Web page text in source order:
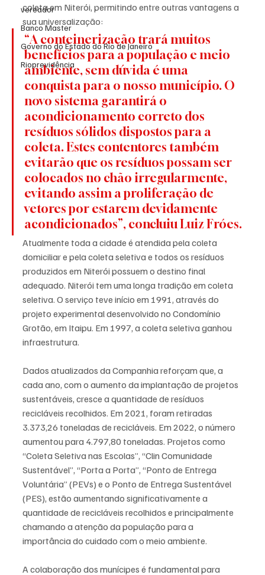
vereador
Banco Master
Governo do Estado do Rio de Janeiro
Rioprevidência
coleta em Niterói, permitindo entre outras vantagens a
sua universalização:
“A conteinerização trará muitos
benefícios para a população e meio
ambiente, sem dúvida é uma
conquista para o nosso município. O
novo sistema garantirá o
acondicionamento correto dos
resíduos sólidos dispostos para a
coleta. Estes contentores também
evitarão que os resíduos possam ser
colocados no chão irregularmente,
evitando assim a proliferação de
vetores por estarem devidamente
acondicionados”, concluiu Luiz Fróes.
Atualmente toda a cidade é atendida pela coleta
domiciliar e pela coleta seletiva e todos os resíduos
produzidos em Niterói possuem o destino final
adequado. Niterói tem uma longa tradição em coleta
seletiva. O serviço teve início em 1991, através do
projeto experimental desenvolvido no Condomínio
Grotão, em Itaipu. Em 1997, a coleta seletiva ganhou
infraestrutura.
Dados atualizados da Companhia reforçam que, a
cada ano, com o aumento da implantação de projetos
sustentáveis, cresce a quantidade de resíduos
recicláveis recolhidos. Em 2021, foram retiradas
3.373,26 toneladas de recicláveis. Em 2022, o número
aumentou para 4.797,80 toneladas. Projetos como
“Coleta Seletiva nas Escolas”, “Clin Comunidade
Sustentável”, “Porta a Porta”, “Ponto de Entrega
Voluntária” (PEVs) e o Ponto de Entrega Sustentável
(PES), estão aumentando significativamente a
quantidade de recicláveis recolhidos e principalmente
chamando a atenção da população para a
importância do cuidado com o meio ambiente.
A colaboração dos munícipes é fundamental para